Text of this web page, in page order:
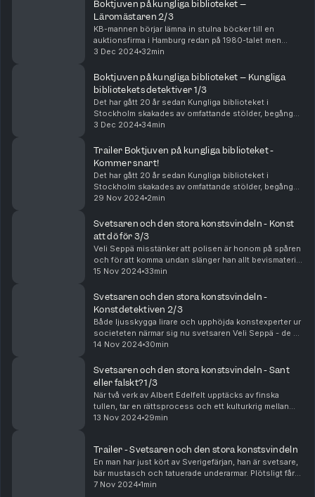
Boktjuven på kungliga biblioteket –
Läromästaren 2/3
KB-mannen börjar lämna in stulna böcker till en
auktionsfirma i Hamburg redan på 1980-talet men
hävdar att han bara är kurir. Tjuven är en vän, en
3 Dec 2024 32min
Boktjuven på kungliga biblioteket – Kungliga
bibliotekets detektiver 1/3
Det har gått 20 år sedan Kungliga biblioteket i
Stockholm skakades av omfattande stölder, begångna
av en person på insidan. KB-mannen stal under flera år
3 Dec 2024 34min
Trailer Boktjuven på kungliga biblioteket -
Kommer snart!
Det har gått 20 år sedan Kungliga biblioteket i
Stockholm skakades av omfattande stölder, begångna
av en person på insidan. KB-mannen stal under flera år
29 Nov 2024 2min
Svetsaren och den stora konstsvindeln - Konst
att dö för 3/3
Veli Seppä misstänker att polisen är honom på spåren
och för att komma undan slänger han allt bevismaterial
på tippen. Men den envisa poliskonstapeln Kimmo
15 Nov 2024 33min
Svetsaren och den stora konstsvindeln -
Konstdetektiven 2/3
Både ljusskygga lirare och upphöjda konstexperter ur
societeten närmar sig nu svetsaren Veli Seppä - de är
alla intresserade av att göra stora pengar på hans
14 Nov 2024 30min
Svetsaren och den stora konstsvindeln - Sant
eller falskt? 1/3
När två verk av Albert Edelfelt upptäcks av finska
tullen, tar en rättsprocess och ett kulturkrig mellan
svenska och finska konstexperter sin början. Mitt i allt
13 Nov 2024 29min
Trailer - Svetsaren och den stora konstsvindeln
En man har just kört av Sverigefärjan, han är svetsare,
bär mustasch och tatuerade underarmar. Plötsligt får
han syn på de finska tulltjänstemännen - han ser hur
7 Nov 2024 1min